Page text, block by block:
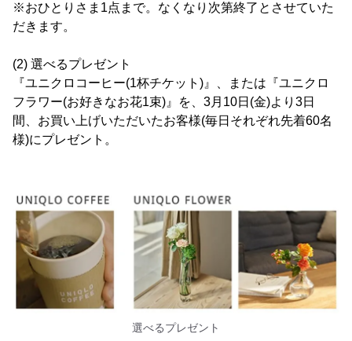
※おひとりさま1点まで。なくなり次第終了とさせていた
だきます。
(2) 選べるプレゼント
『ユニクロコーヒー(1杯チケット)』、または『ユニクロ
フラワー(お好きなお花1束)』を、3月10日(金)より3日
間、お買い上げいただいたお客様(毎日それぞれ先着60名
様)にプレゼント。
選べるプレゼント